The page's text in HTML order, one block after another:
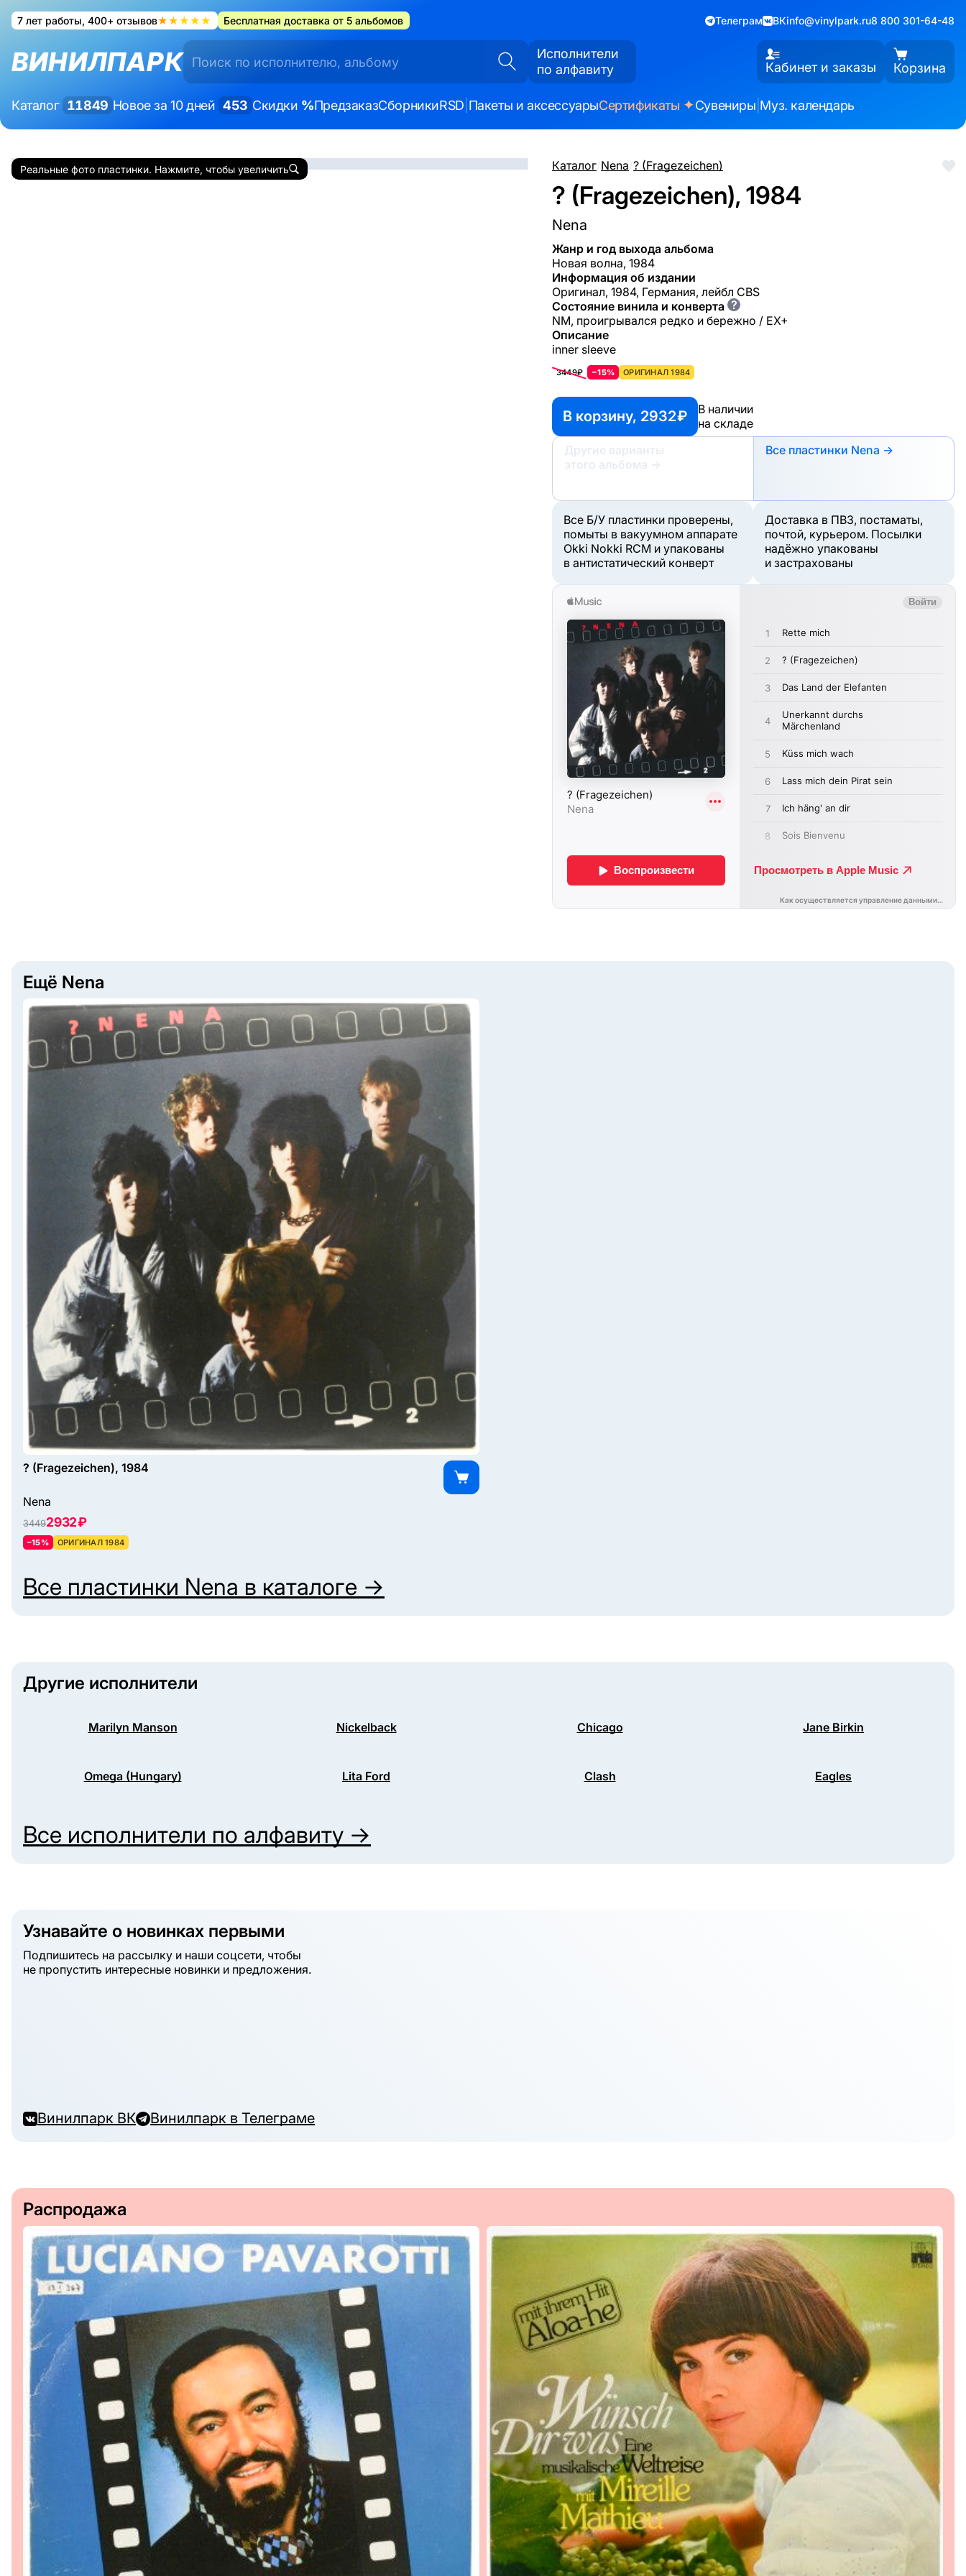
7 лет работы, 400+ отзывов★★★★★ Бесплатная доставка от 5 альбомов Телеграм ВКinfo@vinylpark.ru8 800 301-64-48
ВИНИЛПАРК
Исполнители
по алфавиту
Кабинет и заказы Корзина
Каталог 11849 Новое за 10 дней 453 Скидки %ПредзаказСборникиRSD Пакеты и аксессуарыСертификаты ✦Сувениры Муз. календарь
Каталог/Nena/? (Fragezeichen)
? (Fragezeichen), 1984
Nena
Жанр и год выхода альбома
Новая волна, 1984
Информация об издании
Оригинал, 1984, Германия, лейбл CBS
Состояние винила и конверта ?
NM, проигрывался редко и бережно / EX+
Описание
inner sleeve
3449₽ −15% ОРИГИНАЛ 1984
В корзину, 2932 ₽
В наличии
на складе
Другие варианты
этого альбома
→
Все пластинки Nena →
Все Б/У пластинки проверены,
помыты в вакуумном аппарате
Okki Nokki RCM и упакованы
в антистатический конверт
Доставка в ПВЗ, постаматы,
почтой, курьером. Посылки
надёжно упакованы
и застрахованы
Реальные фото пластинки. Нажмите, чтобы увеличить
Ещё Nena
? (Fragezeichen), 1984
Nena
34492932 ₽
–15% ОРИГИНАЛ 1984
Все пластинки Nena в каталоге →
Другие исполнители
Marilyn Manson Nickelback Chicago Jane Birkin
Omega (Hungary) Lita Ford Clash Eagles
Все исполнители по алфавиту →
Узнавайте о новинках первыми
Подпишитесь на рассылку и наши соцсети, чтобы
не пропустить интересные новинки и предложения.
Винилпарк ВК Винилпарк в Телеграме
Распродажа